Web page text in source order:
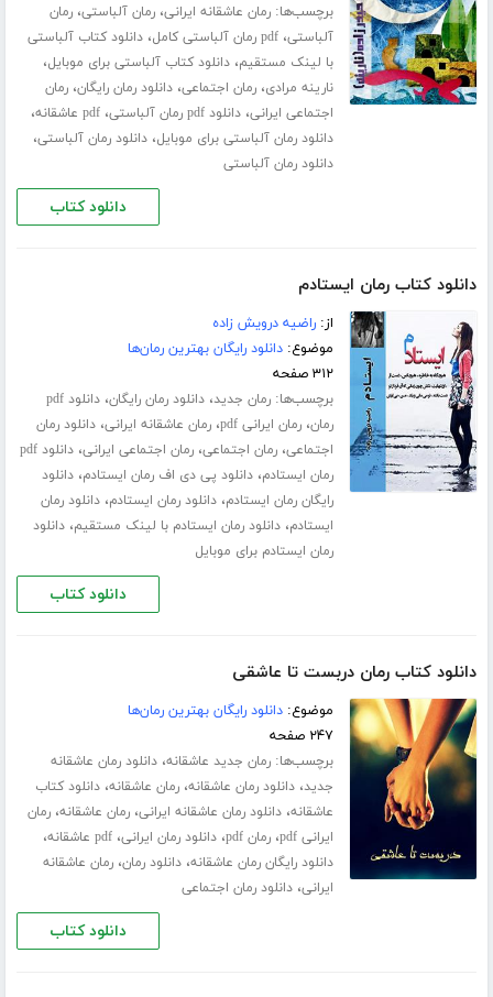
برچسب‌ها:رمان عاشقانه ایرانی،رمان آلباستی،رمان
آلباستی،pdf رمان آلباستی کامل ،دانلود کتاب آلباستی
با لینک مستقیم،دانلود کتاب آلباستی برای موبایل،
نارینه مرادی،رمان اجتماعی،دانلود رمان رایگان،رمان
اجتماعی ایرانی،دانلود pdf رمان آلباستی ،pdf عاشقانه ،
دانلود رمان آلباستی برای موبایل،دانلود رمان آلباستی،
دانلود رمان آلباستی
دانلود کتاب
دانلود کتاب رمان ایستادم
از:راضیه درویش زاده
موضوع:دانلود رایگان بهترین رمان‌ها
۳۱۲ صفحه
برچسب‌ها:رمان جدید،دانلود رمان رایگان،
دانلود pdf
رمان،رمان ایرانی pdf ،رمان عاشقانه ایرانی،دانلود رمان
اجتماعی،رمان اجتماعی،رمان اجتماعی ایرانی،
دانلود pdf
رمان ایستادم،دانلود پی دی اف رمان ایستادم،دانلود
رایگان رمان ایستادم،دانلود رمان ایستادم،دانلود رمان
ایستادم،دانلود رمان ایستادم با لینک مستقیم،دانلود
رمان ایستادم برای موبایل
دانلود کتاب
دانلود کتاب رمان دربست تا عاشقی
موضوع:دانلود رایگان بهترین رمان‌ها
۲۴۷ صفحه
برچسب‌ها:رمان جدید عاشقانه،دانلود رمان عاشقانه
جدید،دانلود رمان عاشقانه،رمان عاشقانه،دانلود کتاب
عاشقانه،دانلود رمان عاشقانه ایرانی،رمان عاشقانه،رمان
ایرانی pdf
،رمان pdf ،دانلود رمان ایرانی،pdf عاشقانه ،
دانلود رایگان رمان عاشقانه،دانلود رمان،رمان عاشقانه
ایرانی،دانلود رمان اجتماعی
دانلود کتاب